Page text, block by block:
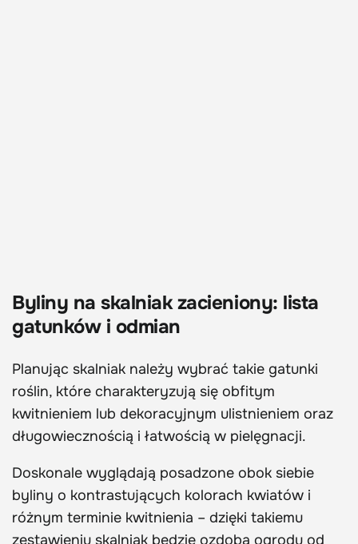
Byliny na skalniak zacieniony: lista
gatunków i odmian
Planując skalniak należy wybrać takie gatunki
roślin, które charakteryzują się obfitym
kwitnieniem lub dekoracyjnym ulistnieniem oraz
długowiecznością i łatwością w pielęgnacji.
Doskonale wyglądają posadzone obok siebie
byliny o kontrastujących kolorach kwiatów i
różnym terminie kwitnienia – dzięki takiemu
zestawieniu skalniak będzie ozdobą ogrodu od